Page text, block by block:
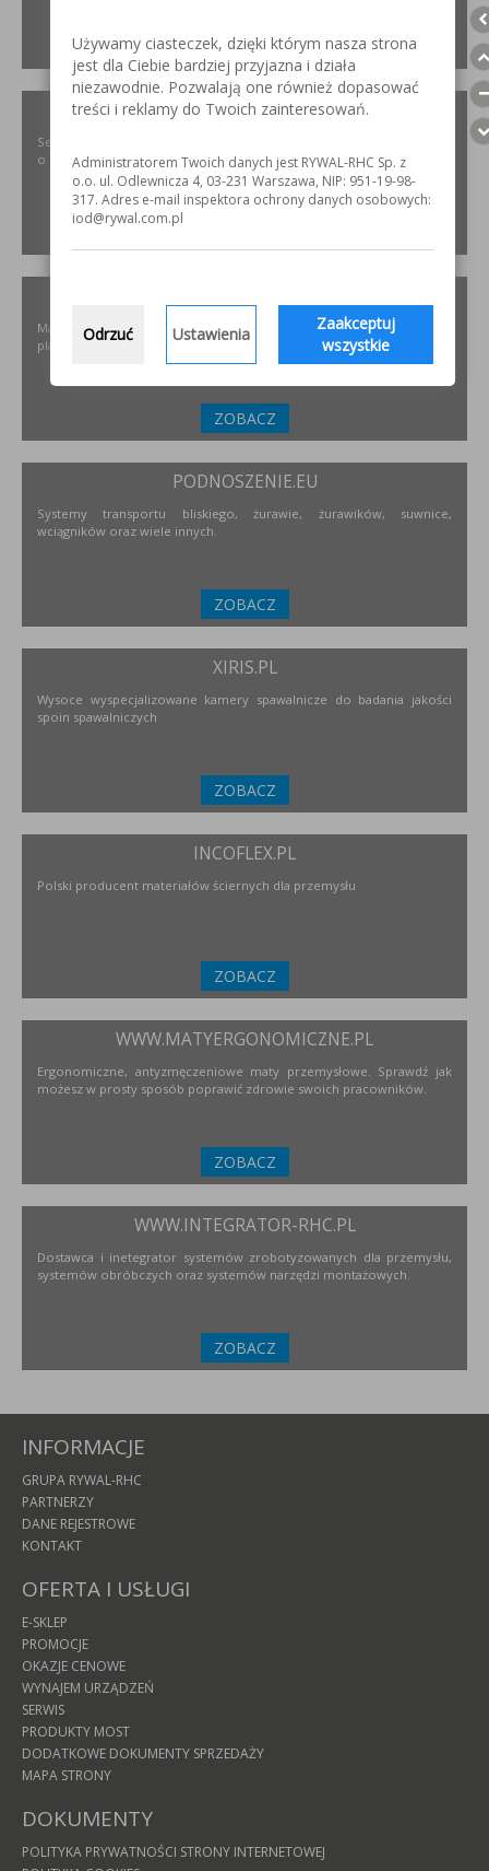
ZOBACZ
SZLIFOWANIE.INFO
Serwis internetowy poświęcony obróbce stali nierdzewnej. Wszystko
o materiałach, urządzeniach i technologiach.
Materiały i urządzenia do napawania i regeneracji. Układy
plastyfikujące oraz obróbka CNC.
ZOBACZ
PODNOSZENIE.EU
Systemy transportu bliskiego, żurawie, żurawików, suwnice,
wciągników oraz wiele innych.
ZOBACZ
XIRIS.PL
Wysoce wyspecjalizowane kamery spawalnicze do badania jakości
spoin spawalniczych
ZOBACZ
INCOFLEX.PL
Polski producent materiałów ściernych dla przemysłu
ZOBACZ
WWW.MATYERGONOMICZNE.PL
Ergonomiczne, antyzmęczeniowe maty przemysłowe. Sprawdź jak
możesz w prosty sposób poprawić zdrowie swoich pracowników.
ZOBACZ
WWW.INTEGRATOR-RHC.PL
Dostawca i inetegrator systemów zrobotyzowanych dla przemysłu,
systemów obróbczych oraz systemów narzędzi montażowych.
ZOBACZ
INFORMACJE
GRUPA RYWAL-RHC
PARTNERZY
DANE REJESTROWE
KONTAKT
OFERTA I USŁUGI
E-SKLEP
PROMOCJE
OKAZJE CENOWE
WYNAJEM URZĄDZEŃ
SERWIS
PRODUKTY MOST
DODATKOWE DOKUMENTY SPRZEDAŻY
MAPA STRONY
DOKUMENTY
POLITYKA PRYWATNOŚCI STRONY INTERNETOWEJ
Używamy ciasteczek, dzięki którym nasza strona
jest dla Ciebie bardziej przyjazna i działa
niezawodnie. Pozwalają one również dopasować
treści i reklamy do Twoich zainteresowań.
Administratorem Twoich danych jest RYWAL-RHC Sp. z
o.o. ul. Odlewnicza 4, 03-231 Warszawa, NIP: 951-19-98-
317. Adres e-mail inspektora ochrony danych osobowych:
iod@rywal.com.pl
Odrzuć Ustawienia
Zaakceptuj
wszystkie